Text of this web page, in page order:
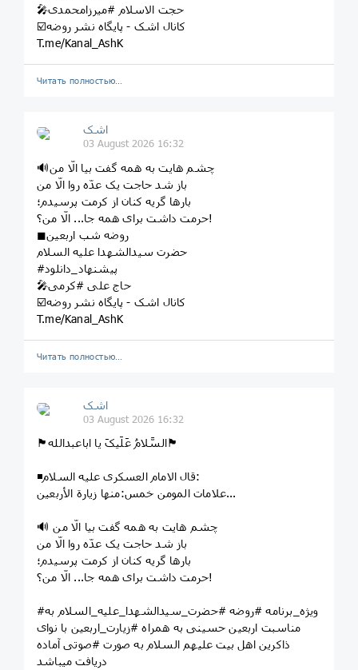
🎤حجت الاسلام #میرزامحمدی
☑️کانال اشک - پایگاه نشر روضه
T.me/Kanal_AshK
Читать полностью…
اشک
03 August 2026 16:32
🔊چشم‌ هایت به همه گفت بیا الّا من
باز شد حاجت یک عدّه روا الّا من
بارها گریه کنان از کرمت پرسیدم؛
حرمت داشت برای همه جا... الّا من؟!
◼روضه شب اربعین
حضرت سیدالشهدا علیه السلام
#پیشنهاد_دانلود
🎤حاج علی #کرمی
☑️کانال اشک - پایگاه نشر روضه
T.me/Kanal_AshK
Читать полностью…
اشک
03 August 2026 16:32
🏴السَّلامُ عَلَیکَ یا اباعبدالله🏴
◾️قال الامام العسکری علیه السلام:
علامات المومن خمس:منها زیارة الأربعین...
🔊 چشم‌ هایت به همه گفت بیا الّا من
باز شد حاجت یک عدّه روا الّا من
بارها گریه کنان از کرمت پرسیدم؛
حرمت داشت برای همه جا... الّا من؟!
#ویژه_برنامه #روضه #حضرت_سیدالشهدا_علیه_السلام به
مناسبت اربعین حسینی به همراه #زیارت_اربعین با نوای
ذاکرین اهل بیت علیهم السلام به صورت #صوتی آماده
دریافت میباشد